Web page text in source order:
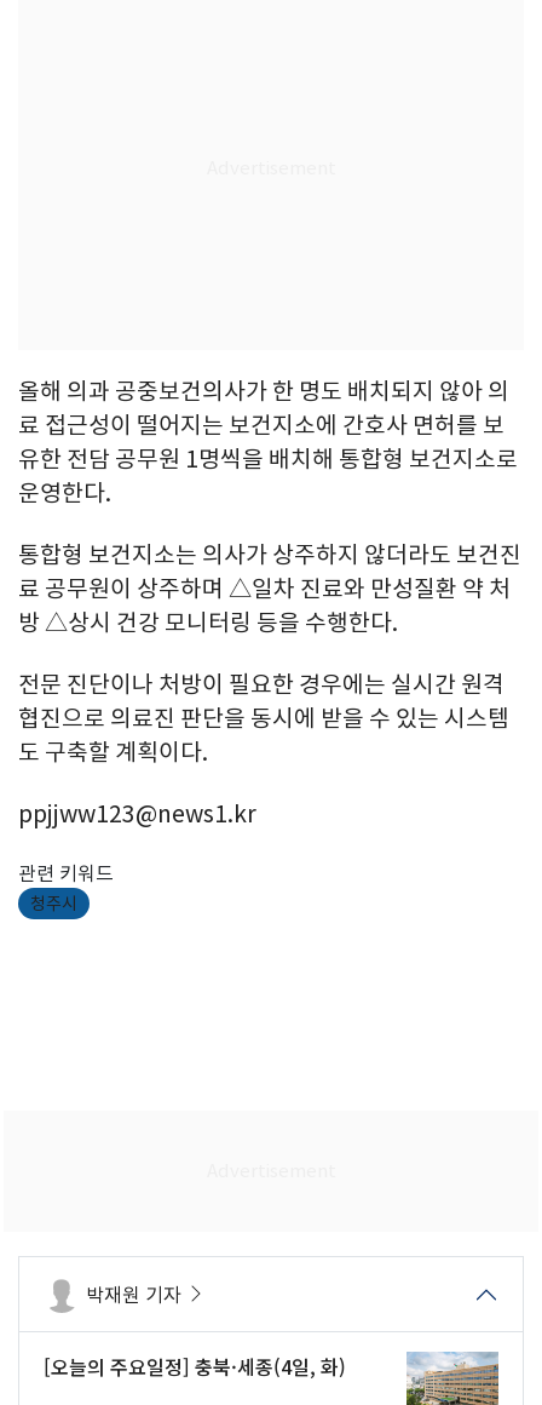
올해 의과 공중보건의사가 한 명도 배치되지 않아 의
료 접근성이 떨어지는 보건지소에 간호사 면허를 보
유한 전담 공무원 1명씩을 배치해 통합형 보건지소로
운영한다.
통합형 보건지소는 의사가 상주하지 않더라도 보건진
료 공무원이 상주하며 △일차 진료와 만성질환 약 처
방 △상시 건강 모니터링 등을 수행한다.
전문 진단이나 처방이 필요한 경우에는 실시간 원격
협진으로 의료진 판단을 동시에 받을 수 있는 시스템
도 구축할 계획이다.
ppjjww123@news1.kr
관련 키워드
청주시
박재원 기자
[오늘의 주요일정] 충북·세종(4일, 화)